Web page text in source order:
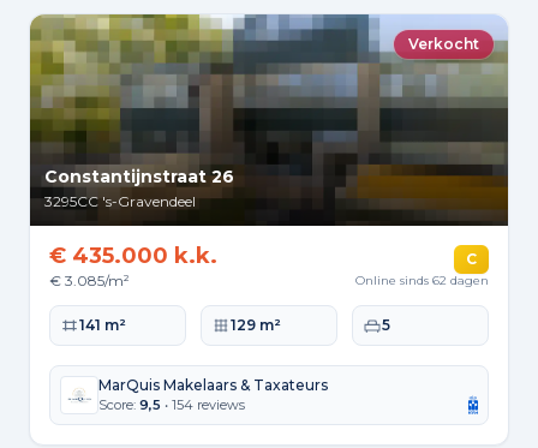
Verkocht
Constantijnstraat 26
3295CC 's-Gravendeel
€ 435.000 k.k.
€ 3.085/m²
C
Online sinds 62 dagen
Woonoppervlakte
141 m² Perceeloppervlakte
129 m² Slaapkamers
5
MarQuis Makelaars & Taxateurs
Score: 9,5 • 154 reviews